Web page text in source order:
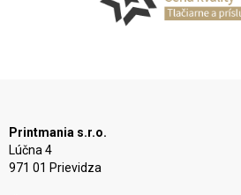
Printmania s.r.o.
Lúčna 4
971 01 Prievidza